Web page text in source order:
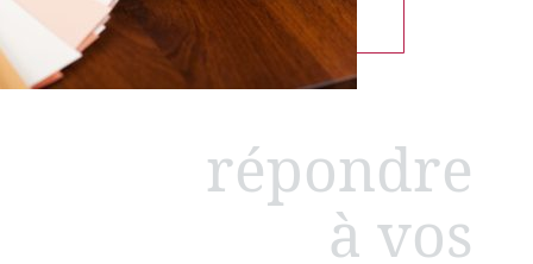
répondre
à vos